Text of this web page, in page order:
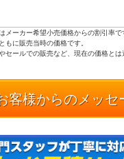
メーカー希望小売価格からの割引率で
もに販売当時の価格です。
セールでの販売など、現在の価格とは
客様からのメッセ